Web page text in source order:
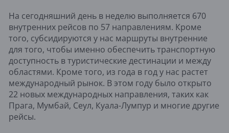
На сегодняшний день в неделю выполняется 670
внутренних рейсов по 57 направлениям. Кроме
того, субсидируются у нас маршруты внутренние
для того, чтобы именно обеспечить транспортную
доступность в туристические дестинации и между
областями. Кроме того, из года в год у нас растет
международный рынок. В этом году было открыто
22 новых международных направления, таких как
Прага, Мумбай, Сеул, Куала-Лумпур и многие другие
рейсы.